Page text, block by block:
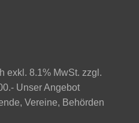
exkl. 8.1% MwSt. zzgl.
Unser Angebot
Vereine, Behörden